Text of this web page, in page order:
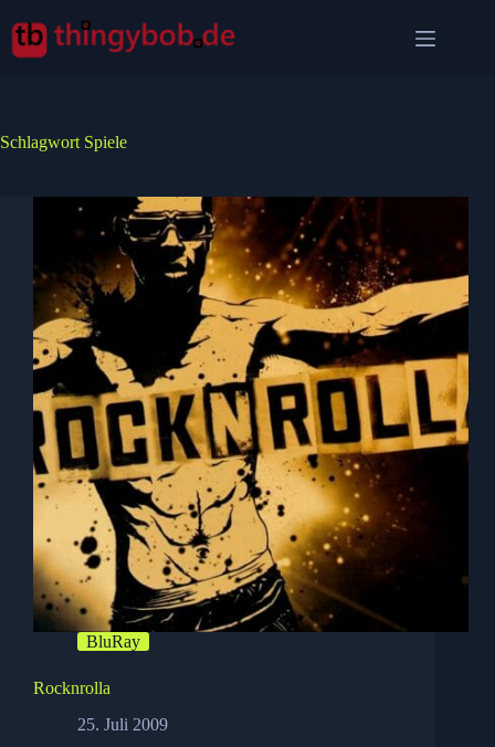
Inhalt
springen
Schlagwort Spiele
BluRay
Rocknrolla
25. Juli 2009